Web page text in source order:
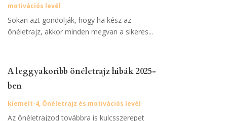
motivációs levél
Sokan azt gondolják, hogy ha kész az
önéletrajz, akkor minden megvan a sikeres...
A leggyakoribb önéletrajz hibák 2025-
ben
kiemelt-4, Önéletrajz és motivációs levél
Az önéletrajzod továbbra is kulcsszerepet